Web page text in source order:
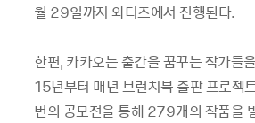
월 29일까지 와디즈에서 진행된다.
한편, 카카오는 출간을 꿈꾸는 작가들
15년부터 매년 브런치북 출판 프로젝
번의 공모전을 통해 279개의 작품을